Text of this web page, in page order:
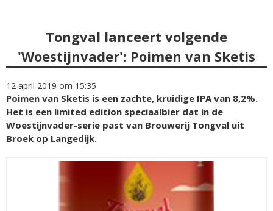
Tongval lanceert volgende
'Woestijnvader': Poimen van Sketis
12 april 2019 om 15:35
Poimen van Sketis is een zachte, kruidige IPA van 8,2%.
Het is een limited edition speciaalbier dat in de
Woestijnvader-serie past van Brouwerij Tongval uit
Broek op Langedijk.